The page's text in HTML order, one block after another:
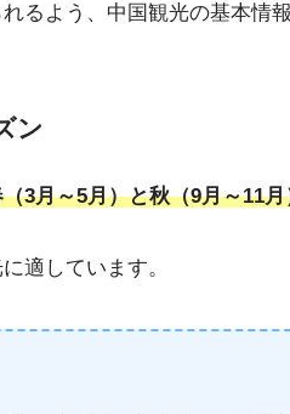
るよう、中国観光の基本情
ン
3月～5月）と秋（9月～11月
適しています。